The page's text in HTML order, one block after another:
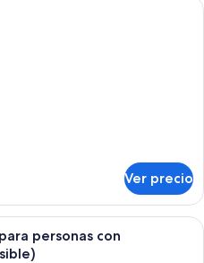
Ver precio
Una habitación con un sofá azul,
personas con